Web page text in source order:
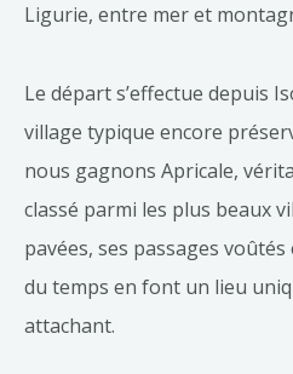
Ligurie, entre mer et
Le départ s’effectue depuis
village typique encore
nous gagnons Apricale,
classé parmi les plus beaux
pavées, ses passages
du temps en font un lieu
attachant.